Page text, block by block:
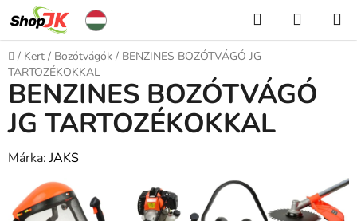
Ugrás
fő
tartalomhoz
KeresésKOSÁR
Kezdőlap
/ Kert / Bozótvágók / BENZINES BOZÓTVÁGÓ JG
TARTOZÉKOKKAL
BENZINES BOZÓTVÁGÓ
JG TARTOZÉKOKKAL
Márka:JAKS